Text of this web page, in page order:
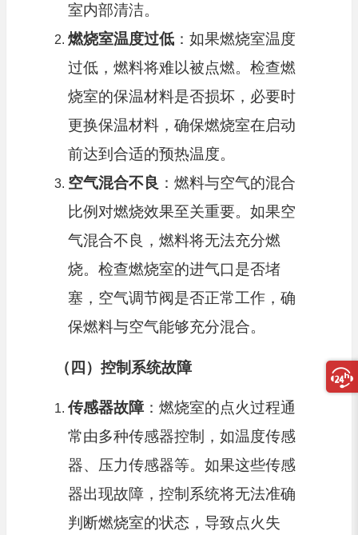
室内部清洁。
燃烧室温度过低：如果燃烧室温度
过低，燃料将难以被点燃。检查燃
烧室的保温材料是否损坏，必要时
更换保温材料，确保燃烧室在启动
前达到合适的预热温度。
空气混合不良 ：燃料与空气的混合
比例对燃烧效果至关重要。如果空
气混合不良，燃料将无法充分燃
烧。检查燃烧室的进气口是否堵
塞，空气调节阀是否正常工作，确
保燃料与空气能够充分混合。
（四）控制系统故障
传感器故障：燃烧室的点火过程通
常由多种传感器控制，如温度传感
器、压力传感器等。如果这些传感
器出现故障，控制系统将无法准确
判断燃烧室的状态，导致点火失